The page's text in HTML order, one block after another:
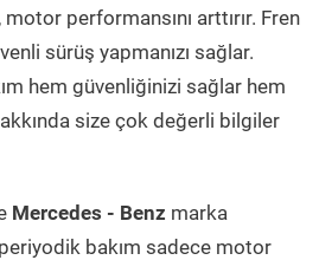
performansını arttırır. Fren
sürüş yapmanızı sağlar.
hem güvenliğinizi sağlar hem
size çok değerli bilgiler
Mercedes - Benz marka
periyodik bakım sadece motor